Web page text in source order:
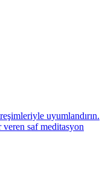
uyumlandırın.
saf meditasyon